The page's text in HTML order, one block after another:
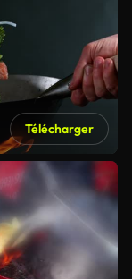
Télécharger